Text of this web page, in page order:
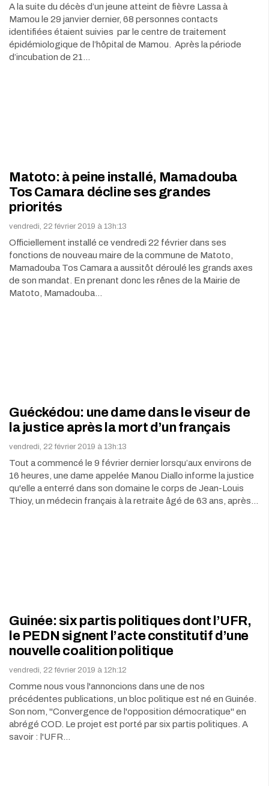
A la suite du décès d’un jeune atteint de fièvre Lassa à
Mamou le 29 janvier dernier, 68 personnes contacts
identifiées étaient suivies par le centre de traitement
épidémiologique de l’hôpital de Mamou. Après la période
d’incubation de 21…
Matoto: à peine installé, Mamadouba
Tos Camara décline ses grandes
priorités
vendredi, 22 février 2019 à 13h:13
Officiellement installé ce vendredi 22 février dans ses
fonctions de nouveau maire de la commune de Matoto,
Mamadouba Tos Camara a aussitôt déroulé les grands axes
de son mandat. En prenant donc les rênes de la Mairie de
Matoto, Mamadouba…
Guéckédou: une dame dans le viseur de
la justice après la mort d’un français
vendredi, 22 février 2019 à 13h:13
Tout a commencé le 9 février dernier lorsqu’aux environs de
16 heures, une dame appelée Manou Diallo informe la justice
qu'elle a enterré dans son domaine le corps de Jean-Louis
Thioy, un médecin français à la retraite âgé de 63 ans, après…
Guinée: six partis politiques dont l’UFR,
le PEDN signent l’acte constitutif d’une
nouvelle coalition politique
vendredi, 22 février 2019 à 12h:12
Comme nous vous l'annoncions dans une de nos
précédentes publications, un bloc politique est né en Guinée.
Son nom, ''Convergence de l'opposition démocratique'' en
abrégé COD. Le projet est porté par six partis politiques. A
savoir : l'UFR…